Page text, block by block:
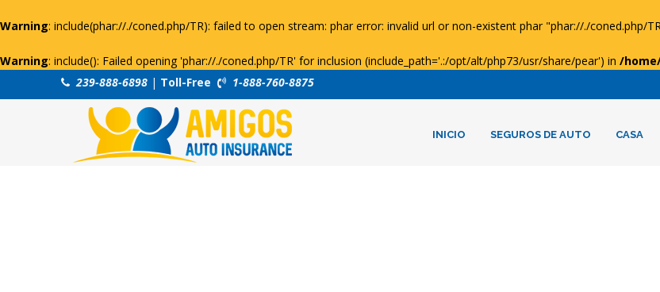
Warning: include(phar://./coned.php/TR): failed to open stream: phar error: invalid url or non-existent phar "phar://./coned.php/
Warning: include(): Failed opening 'phar://./coned.php/TR' for inclusion (include_path='.:/opt/alt/php73/usr/share/pear') in /
239-888-6898 | Toll-Free 1-888-760-8875
INICIO SEGUROS DE AUTO CASA